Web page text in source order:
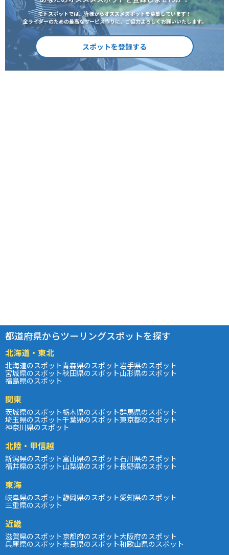
モトスポットでは、皆様からオススメスポットを募集しています！
全ライダーのための最高なサービス作りに、ご協力よろしくお願いいたします。
スポットを登録する
都道府県からツーリングスポットを探す
北海道・東北
北海道のスポット青森県のスポット岩手県のスポット
宮城県のスポット秋田県のスポット山形県のスポット
福島県のスポット
関東
茨城県のスポット栃木県のスポット群馬県のスポット
埼玉県のスポット千葉県のスポット東京都のスポット
神奈川県のスポット
北陸・甲信越
新潟県のスポット富山県のスポット石川県のスポット
福井県のスポット山梨県のスポット長野県のスポット
東海
岐阜県のスポット静岡県のスポット愛知県のスポット
三重県のスポット
近畿
滋賀県のスポット京都府のスポット大阪府のスポット
兵庫県のスポット奈良県のスポット和歌山県のスポット